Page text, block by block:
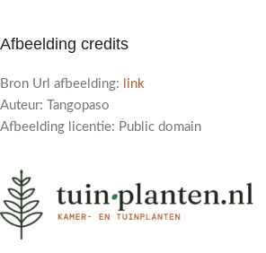
Afbeelding credits
Bron Url afbeelding:
link
Auteur: Tangopaso
Afbeelding licentie: Public domain